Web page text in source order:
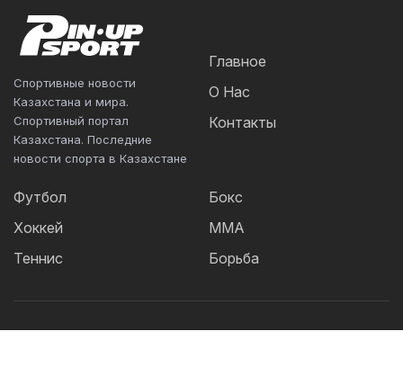
Спортивные новости
Казахстана и мира.
Спортивный портал
Казахстана. Последние
новости спорта в Казахстане
Главное
О Нас
Контакты
Футбол
Хоккей
Теннис
Бокс
ММА
Борьба